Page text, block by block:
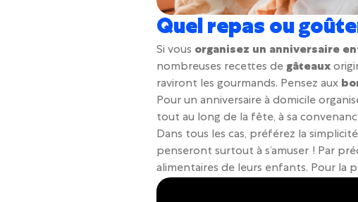
Quel repas ou
Si vous organisez un anniversaire
nombreuses recettes de gâteaux
raviront les gourmands. Pensez aux
Pour un anniversaire à domicile
tout au long de la fête, à sa
Dans tous les cas, préférez la
penseront surtout à s’amuser ! Par
alimentaires de leurs enfants. Pour la